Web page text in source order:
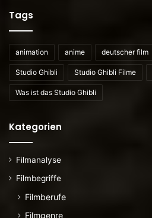
Tags
animation anime deutscher film
Studio Ghibli Studio Ghibli Filme
Was ist das Studio Ghibli
Kategorien
Filmanalyse
Filmbegriffe
Filmberufe
Filmgenre